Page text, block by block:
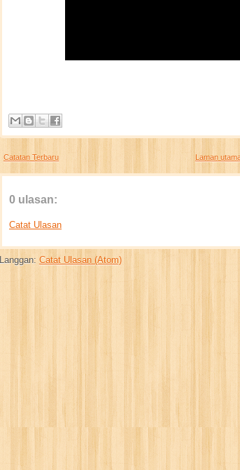
Catatan Terbaru Laman
0 ulasan:
Catat Ulasan
Langgan: Catat Ulasan (Atom)